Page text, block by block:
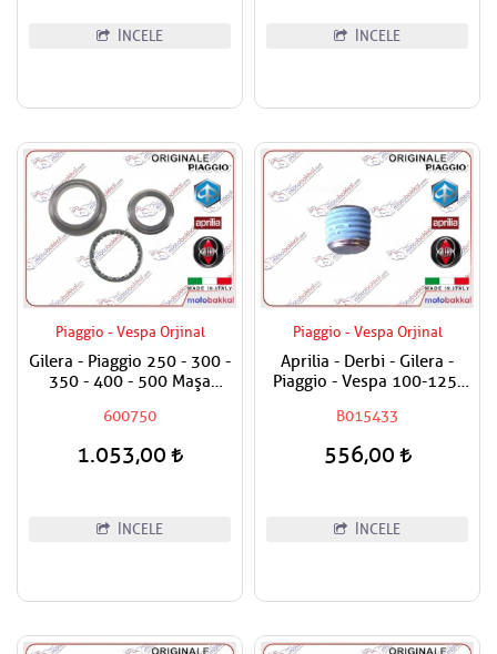
İNCELE İNCELE
Piaggio - Vespa Orjinal
Gilera - Piaggio 250 - 300 -
350 - 400 - 500 Maşa
Rulman Set Üst
600750
1.053,00
İNCELE
Piaggio - Vespa Orjinal
Aprilia - Derbi - Gilera -
Piaggio - Vespa 100-125-
500-800-850 Karter Tapası
B015433
556,00
İNCELE